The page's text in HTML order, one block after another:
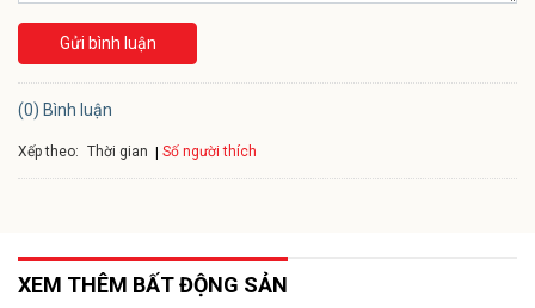
Gửi bình luận
(0) Bình luận
Xếp theo: Thời gian Số người thích
XEM THÊM BẤT ĐỘNG SẢN